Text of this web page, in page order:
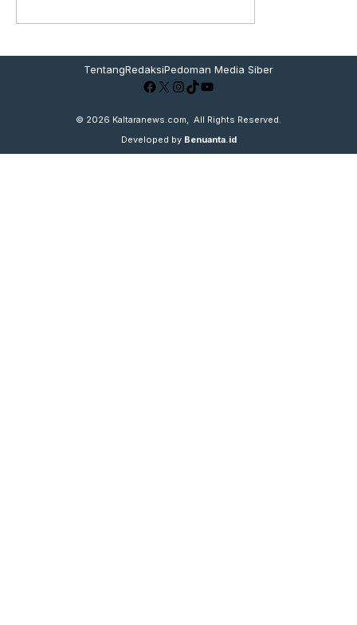
TentangRedaksiPedoman Media Siber
Facebook
X Instagram
TikTok
YouTube
© 2026 Kaltaranews.com, All Rights Reserved.
Developed by Benuanta.id